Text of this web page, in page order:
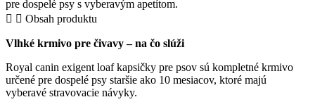
–
kapsičky
psov
pre dospelé psy s vyberavým apetítom.
Obsah produktu
Vlhké krmivo pre čivavy – na čo slúži
Royal canin exigent loaf kapsičky pre psov sú kompletné krmivo
určené pre dospelé psy staršie ako 10 mesiacov, ktoré majú
vyberavé stravovacie návyky.